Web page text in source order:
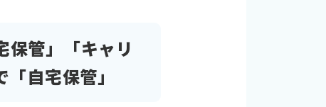
保管」「キャリ
自宅保管」